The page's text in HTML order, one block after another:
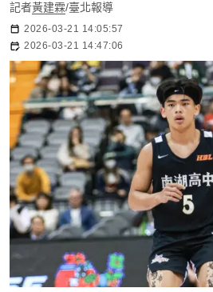
記者黃建霖/臺北報導
2026-03-21 14:05:57
2026-03-21 14:47:06